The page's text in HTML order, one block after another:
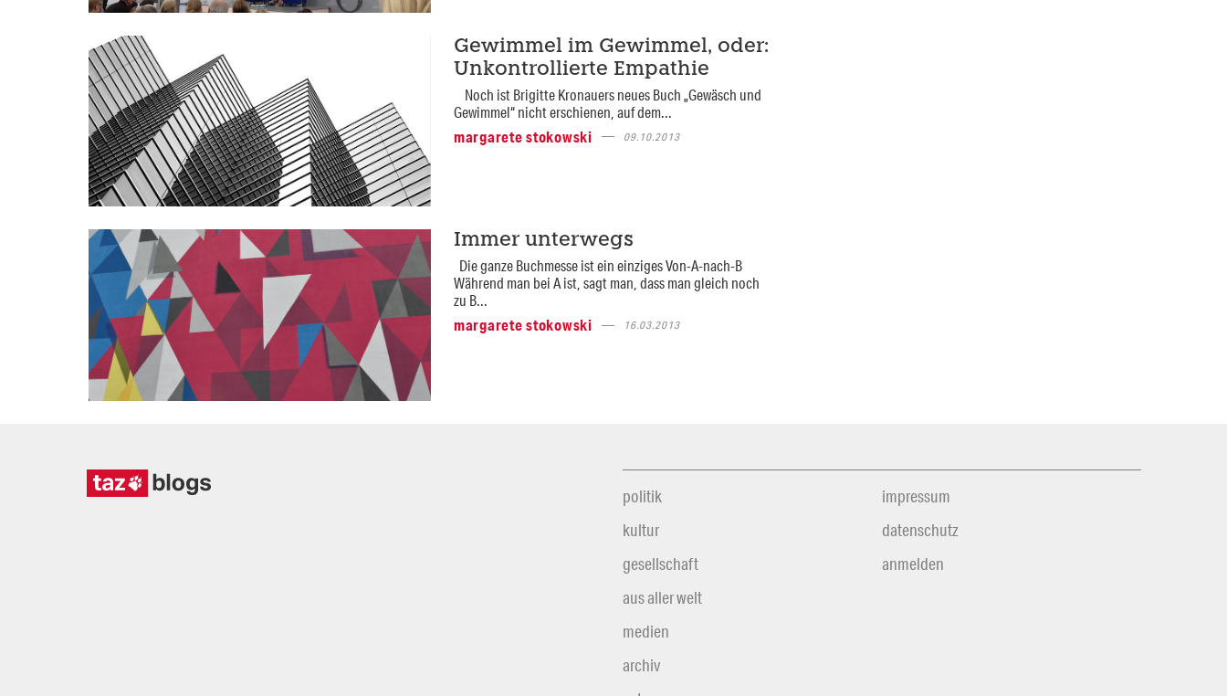
Gewimmel im Gewimmel, oder:
Unkontrollierte Empathie
Noch ist Brigitte Kronauers neues Buch „Gewäsch und
Gewimmel“ nicht erschienen, auf dem...
margarete stokowski
09.10.2013
Immer unterwegs
Die ganze Buchmesse ist ein einziges Von-A-nach-B
Während man bei A ist, sagt man, dass man gleich noch
zu B...
margarete stokowski
16.03.2013
politik
kultur
gesellschaft
aus aller welt
medien
archiv
impressum
datenschutz
anmelden